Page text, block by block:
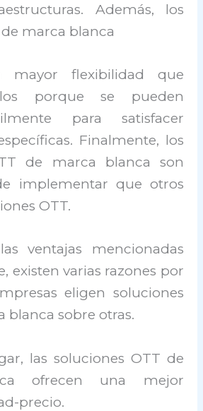
Además, los
marca blanca
mayor flexibilidad que
porque se pueden
para satisfacer
Finalmente, los
de marca blanca son
implementar que otros
OTT.
ventajas mencionadas
existen varias razones por
eligen soluciones
blanca sobre otras.
las soluciones OTT de
ofrecen una mejor
precio.